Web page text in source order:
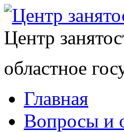
Центр
областное
Главная
Вопросы и